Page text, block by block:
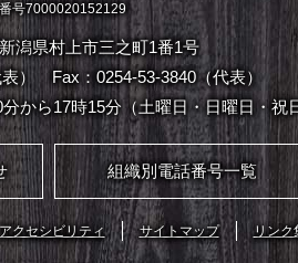
号7000020152129
潟県村上市三之町1番1号
）
Fax：0254-53-3840（代表）
から17時15分（土曜日・日曜日・祝
組織別電話番号一覧
アクセシビリティ サイトマップ リンク